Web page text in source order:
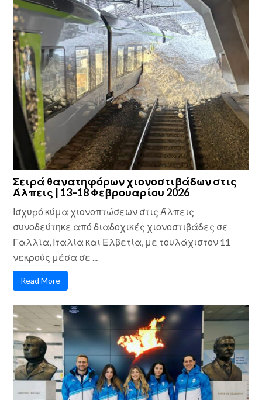
Σειρά θανατηφόρων χιονοστιβάδων στις
Άλπεις | 13–18 Φεβρουαρίου 2026
Ισχυρό κύμα χιονοπτώσεων στις Άλπεις
συνοδεύτηκε από διαδοχικές χιονοστιβάδες σε
Γαλλία, Ιταλία και Ελβετία, με τουλάχιστον 11
νεκρούς μέσα σε ...
Read More